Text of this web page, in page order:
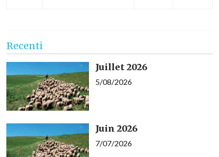
Recenti
Juillet 2026
5/08/2026
Juin 2026
7/07/2026